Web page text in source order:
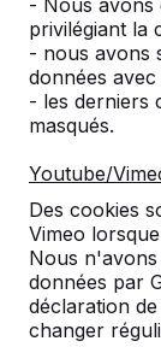
- Nous avons
privilégiant la
- nous avons
données avec
- les derniers
masqués.
Youtube/
Des cookies
Vimeo
Nous
données par
déclaration
changer
Catégories
Divers
Conditions